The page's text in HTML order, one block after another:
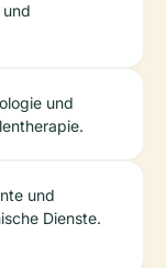
und
und
Dienste.